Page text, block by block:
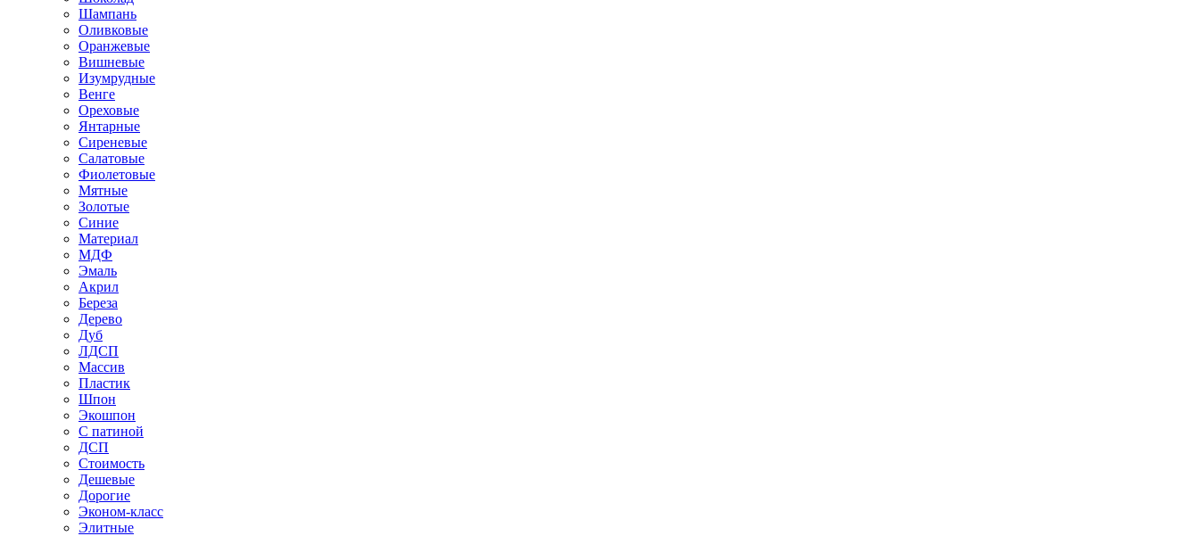
Шампань
Оливковые
Оранжевые
Вишневые
Изумрудные
Венге
Ореховые
Янтарные
Сиреневые
Салатовые
Фиолетовые
Мятные
Золотые
Синие
Материал
МДФ
Эмаль
Акрил
Береза
Дерево
Дуб
ЛДСП
Массив
Пластик
Шпон
Экошпон
С патиной
ДСП
Стоимость
Дешевые
Дорогие
Эконом-класс
Элитные